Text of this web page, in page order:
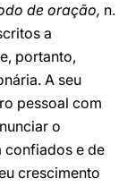
de oração, n.
a
portanto,
A seu
pessoal com
o
confiados e de
crescimento